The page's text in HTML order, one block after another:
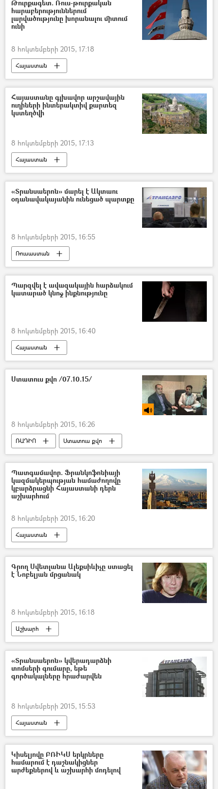
Թուրքագետ. Ռուս-թուրքական
հարաբերություններում
լարվածությունը խորանալու միտում
ունի
8 հոկտեմբերի 2015, 17:18
Հայաստան
Հայաստանը գլխավոր արշավային
ուղիների ինտերակտիվ քարտեզ
կստեղծվի
8 հոկտեմբերի 2015, 17:13
Հայաստան
«Տրանսաերոն» մարել է Ակտաու
օդանավակայանին ունեցած պարտքը
8 հոկտեմբերի 2015, 16:55
Ռուսաստան
Պարզվել է ավազակային հարձակում
կատարած կնոջ ինքնությունը
8 հոկտեմբերի 2015, 16:40
Հայաստան
Ստատուս քվո /07.10.15/
8 հոկտեմբերի 2015, 16:26
ՌԱԴԻՈ Ստատուս քվո
Պատգամավոր. Ֆրանկոֆոնիայի
կազմակերպության համաժողովը
կբարձրացնի Հայաստանի դերն
աշխարհում
8 հոկտեմբերի 2015, 16:20
Հայաստան
«Ապրել միասին». Ֆրանկոֆոնիան Հայաստանում
Գրող Սվետլանա Ալեքսիևիչը ստացել
է Նոբելյան մրցանակ
8 հոկտեմբերի 2015, 16:18
Աշխարհ
«Տրանսաերոն» կվերադարձնի
տոմսերի գումարը, եթե
գործակալները հրաժարվեն
8 հոկտեմբերի 2015, 15:53
Հայաստան
Կիսելյովը ԲՌԻԿՍ երկրները
համարում է դաշնակիցներ
արժեքներով և աշխարհի մոդելով